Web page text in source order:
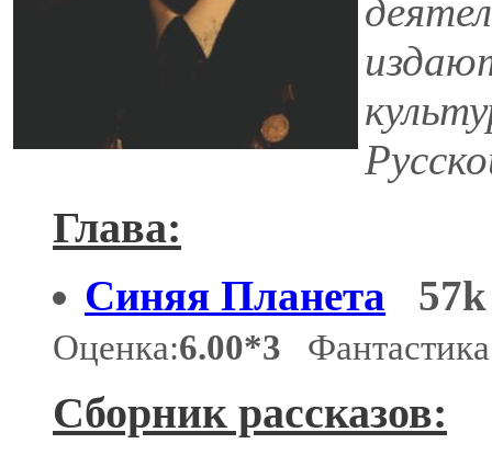
Глава:
Синяя Планета 57k
Оценка:6.00*3 Фантастика
Сборник рассказов: